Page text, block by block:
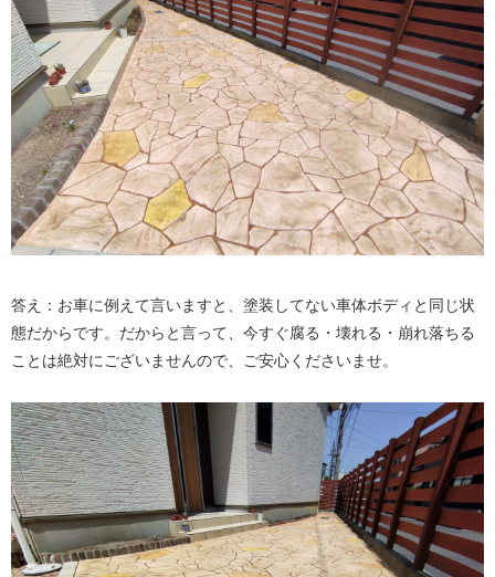
答え：お車に例えて言いますと、塗装してない車体ボディと同じ状
態だからです。だからと言って、今すぐ腐る・壊れる・崩れ落ちる
ことは絶対にございませんので、ご安心くださいませ。